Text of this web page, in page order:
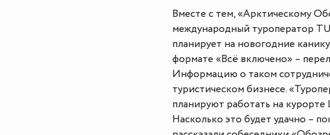
Вместе с тем, «Арктическому
международный туроператор
планирует на новогодние
формате «Всё включено» –
Информацию о таком
туристическом бизнесе.
планируют работать на
Насколько это будет удачно –